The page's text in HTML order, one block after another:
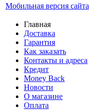
Мобильная версия сайта
Главная
Доставка
Гарантия
Как заказать
Контакты и адреса
Кредит
Money Back
Новости
О магазине
Оплата